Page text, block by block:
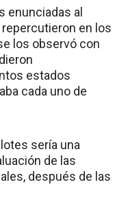
enunciadas al
en los
los observó con
estados
cada uno de
sería una
de las
después de las